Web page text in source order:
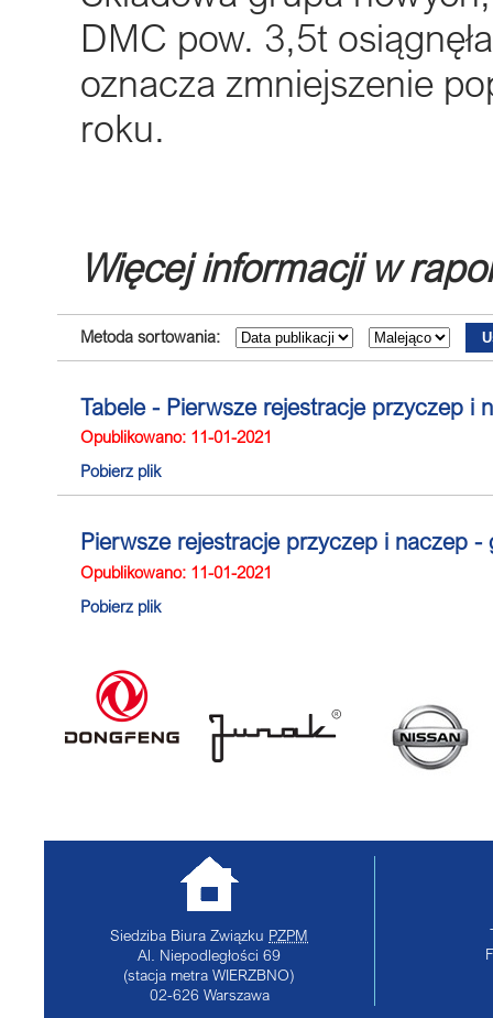
DMC pow. 3,5t
oznacza zmniejszenie
roku.
Więcej informacji w
Metoda sortowania:
Tabele - Pierwsze rejestracje przyczep i
Opublikowano: 11-01-2021
Pobierz plik
Pierwsze rejestracje przyczep i naczep
Opublikowano: 11-01-2021
Pobierz plik
Siedziba Biura Związku PZPM
Al. Niepodległości 69
(stacja metra WIERZBNO)
02-626 Warszawa